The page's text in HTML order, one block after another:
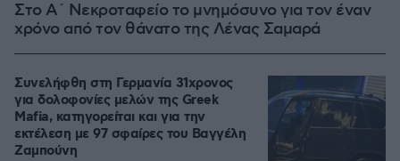
Στο Α΄ Νεκροταφείο το μνημόσυνο για τον έναν
χρόνο από τον θάνατο της Λένας Σαμαρά
Συνελήφθη στη Γερμανία 31χρονος
για δολοφονίες μελών της Greek
Mafia, κατηγορείται και για την
εκτέλεση με 97 σφαίρες του Βαγγέλη
Ζαμπούνη